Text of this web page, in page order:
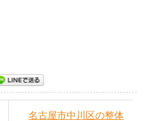
名古屋市中川区の整体